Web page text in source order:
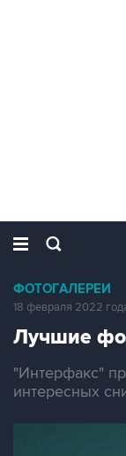
ФОТОГАЛЕРЕИ
18 февраля 2022
Лучшие
"Интерфакс"
интересных